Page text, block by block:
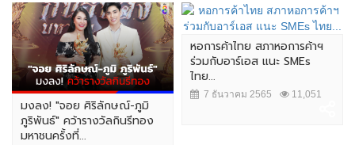
มงลง! "จอย ศิริลักษณ์-ภูมิ
ภูริพันธ์" คว้ารางวัลกินรีทอง
มหาชนครั้งที่...
หอการค้าไทย สภาหอการค้าฯ
ร่วมกับอาร์เอส แนะ SMEs
ไทย...
7 ธันวาคม 2565 11,051